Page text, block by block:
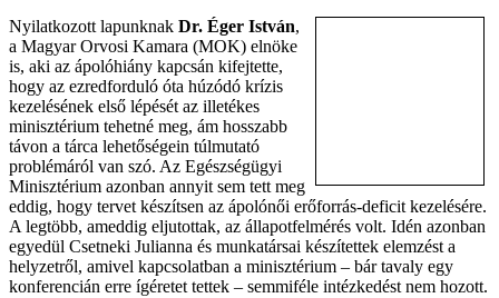
Nyilatkozott lapunknak Dr. Éger István,
a Magyar Orvosi Kamara (MOK) elnöke
is, aki az ápolóhiány kapcsán kifejtette,
hogy az ezredforduló óta húzódó krízis
kezelésének első lépését az illetékes
minisztérium tehetné meg, ám hosszabb
távon a tárca lehetőségein túlmutató
problémáról van szó. Az Egészségügyi
Minisztérium azonban annyit sem tett meg
eddig, hogy tervet készítsen az ápolónői erőforrás-deficit kezelésére.
A legtöbb, ameddig eljutottak, az állapotfelmérés volt. Idén azonban
egyedül Csetneki Julianna és munkatársai készítettek elemzést a
helyzetről, amivel kapcsolatban a minisztérium – bár tavaly egy
konferencián erre ígéretet tettek – semmiféle intézkedést nem hozott.